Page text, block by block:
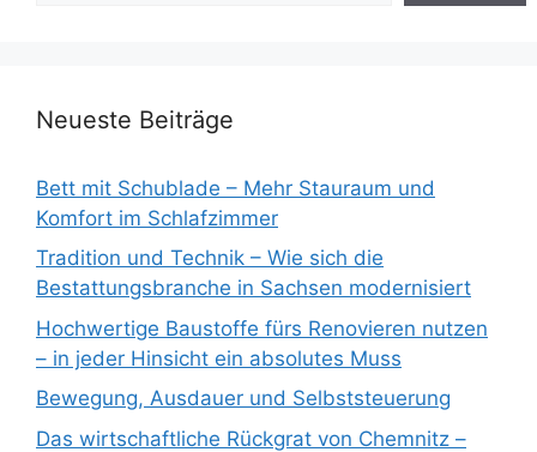
Neueste Beiträge
Bett mit Schublade – Mehr Stauraum und
Komfort im Schlafzimmer
Tradition und Technik – Wie sich die
Bestattungsbranche in Sachsen modernisiert
Hochwertige Baustoffe fürs Renovieren nutzen
– in jeder Hinsicht ein absolutes Muss
Bewegung, Ausdauer und Selbststeuerung
Das wirtschaftliche Rückgrat von Chemnitz –